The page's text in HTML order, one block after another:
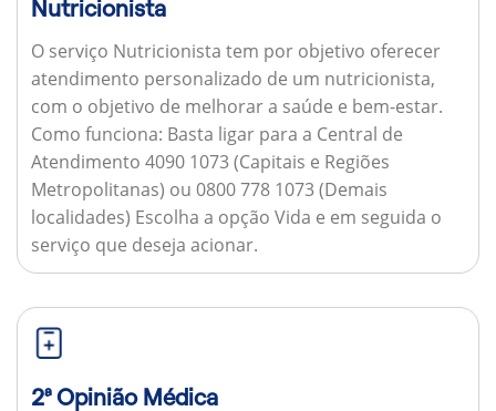
Nutricionista
O serviço Nutricionista tem por objetivo oferecer
atendimento personalizado de um nutricionista,
com o objetivo de melhorar a saúde e bem-estar.
Como funciona: Basta ligar para a Central de
Atendimento 4090 1073 (Capitais e Regiões
Metropolitanas) ou 0800 778 1073 (Demais
localidades) Escolha a opção Vida e em seguida o
serviço que deseja acionar.
2ª Opinião Médica